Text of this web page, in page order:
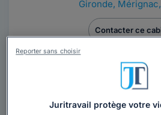
Gironde,
Contacter ce
Juritravail protège votre
Reporter sans choisir